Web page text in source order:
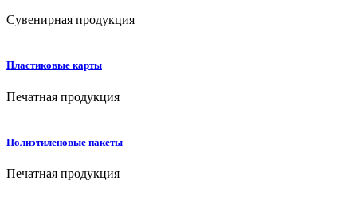
Сувенирная продукция
Пластиковые карты
Печатная продукция
Полиэтиленовые пакеты
Печатная продукция